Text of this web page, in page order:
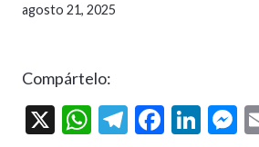
agosto 21, 2025
Compártelo:
X
W T
F
Li